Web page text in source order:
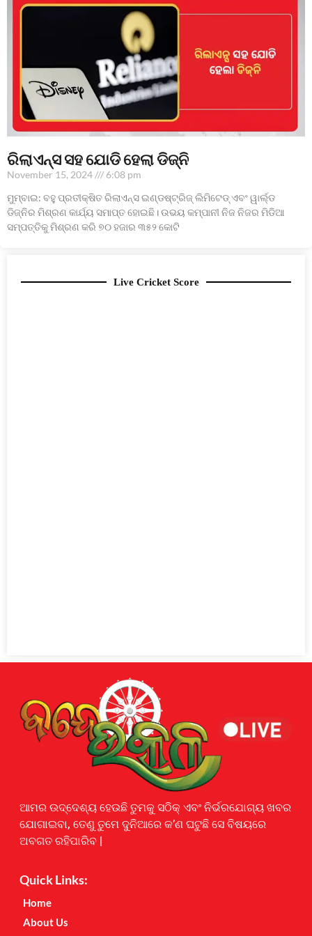
ରିଲାଏନ୍ସ ସହ ଯୋଡି ହେଲା ଡିଜ୍‌ନି
November 15, 2024
6:08 pm
ମୁମ୍ବାଇ: ବହୁ ପ୍ରତୀକ୍ଷିତ ରିଲାଏନ୍ସ ଇଣ୍ଡଷ୍ଟ୍ରିଜ୍ ଲିମିଟେଡ୍ ଏବଂ ୱାର୍ଲ୍ଡ
ଡିଜ୍‌ନିର ମିଶ୍ରଣ କାର୍ଯ୍ୟ ସମାପ୍ତ ହୋଇଛି। ଉଭୟ କମ୍ପାନୀ ନିଜ ନିଜର ମିଡିଆ
ସମ୍ପତ୍ତିକୁ ମିଶ୍ରଣ କରି ୭୦ ହଜାର ୩୫୨ କୋଟି
Live Cricket Score
ଆମର ଉଦ୍ଦେଶ୍ୟ ହେଉଛି ତୁମକୁ ସଠିକ୍ ଏବଂ ନିର୍ଭରଯୋଗ୍ୟ ଖବର
ଯୋଗାଇବା, ତେଣୁ ତୁମେ ଦୁନିଆରେ କ’ଣ ଘଟୁଛି ସେ ବିଷୟରେ
ଅବଗତ ରହିପାରିବ |
Quick Links:
Home
About Us